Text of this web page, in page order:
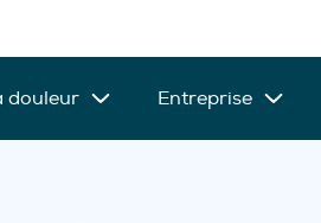
douleur Entreprise